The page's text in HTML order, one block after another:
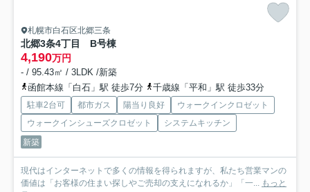
札幌市白石区北郷三条
北郷3条4丁目 B号棟
4,190万円
- / 95.43㎡ / 3LDK /新築
函館本線「白石」駅 徒歩7分
千歳線「平和」駅 徒歩33分
駐車2台可 都市ガス 陽当り良好
ウォークインクロゼット
ウォークインシューズクロゼット
システムキッチン
新築
現代はインターネットで多くの情報を得られますが、私たち営業マンの
価値は「お客様の住まい探しやご売却の支えになれるか」「一... もっと